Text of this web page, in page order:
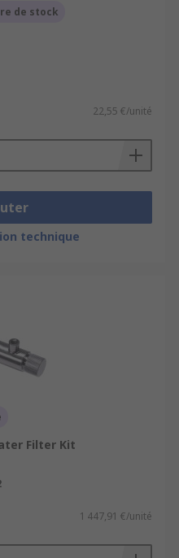
de stock
22,55 €/unité
technique
Filter Kit
1 447,91 €/unité